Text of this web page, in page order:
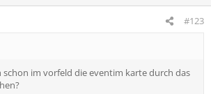
#123
schon im vorfeld die eventim karte durch das